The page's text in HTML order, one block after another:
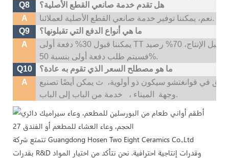
Q8
A
نعم، يمكننا توفير خدمة صانعي القطع الأصلية لعملائنا.
Q9
ما هي أنواع الدفع التي تقبلونها؟
A
يمكننا قبول 30% دفعة أولى TT قبل الإنتاج، 70% رصيد TT قبل التسليم؛ إذا كنت بحاجة إلى شعار مخصص،
فسيتم طلب دفعة أولى بنسبة 50%.
Q10
ما هو مصطلح السعر الذي تقوم به عادة؟
A
في قوانغتشو سيكون ذو أولوية،
ث
وجهة
الميناء ، خدمة من الباب إلى الباب.
تتمتع شركة Guangdong Hosen Two Eight Ceramics Co.,Ltd
بقدرات R&D وقدرات إنتاجية احترافية. نحن نتأكد من اختيار المواد